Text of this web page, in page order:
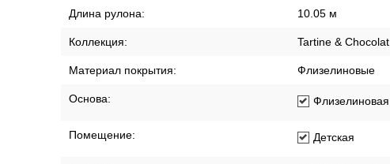
Длина рулона: 10.05 м
Коллекция: Tartine & Chocolat
Материал покрытия: Флизелиновые
Основа: Флизелиновая
Помещение: Детская